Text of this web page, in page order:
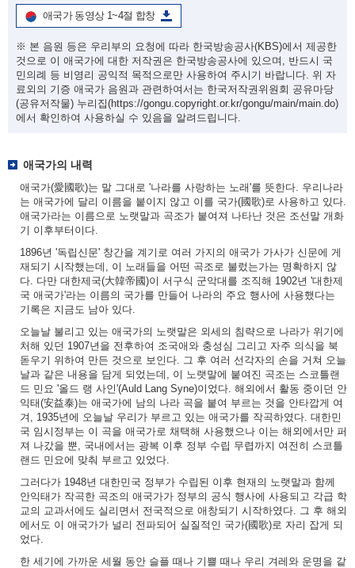
애국가 동영상 1~4절 합창
※ 본 음원 등은 우리부의 요청에 따라 한국방송공사(KBS)에서 제공한
것으로 이 애국가에 대한 저작권은 한국방송공사에 있으며, 반드시 국
민의례 등 비영리 공익적 목적으로만 사용하여 주시기 바랍니다. 위 자
료외의 기증 애국가 음원과 관련하여서는 한국저작권위원회 공유마당
(공유저작물) 누리집(https://gongu.copyright.or.kr/gongu/main/main.do)
에서 확인하여 사용하실 수 있음을 알려드립니다.
애국가의 내력
애국가(愛國歌)는 말 그대로 '나라를 사랑하는 노래'를 뜻한다. 우리나라
는 애국가에 달리 이름을 붙이지 않고 이를 국가(國歌)로 사용하고 있다.
애국가라는 이름으로 노랫말과 곡조가 붙여져 나타난 것은 조선말 개화
기 이후부터이다.
1896년 '독립신문' 창간을 계기로 여러 가지의 애국가 가사가 신문에 게
재되기 시작했는데, 이 노래들을 어떤 곡조로 불렀는가는 명확하지 않
다. 다만 대한제국(大韓帝國)이 서구식 군악대를 조직해 1902년 '대한제
국 애국가'라는 이름의 국가를 만들어 나라의 주요 행사에 사용했다는
기록은 지금도 남아 있다.
오늘날 불리고 있는 애국가의 노랫말은 외세의 침략으로 나라가 위기에
처해 있던 1907년을 전후하여 조국애와 충성심 그리고 자주 의식을 북
돋우기 위하여 만든 것으로 보인다. 그 후 여러 선각자의 손을 거쳐 오늘
날과 같은 내용을 담게 되었는데, 이 노랫말에 붙여진 곡조는 스코틀랜
드 민요 '올드 랭 사인'(Auld Lang Syne)이었다. 해외에서 활동 중이던 안
익태(安益泰)는 애국가에 남의 나라 곡을 붙여 부르는 것을 안타깝게 여
겨, 1935년에 오늘날 우리가 부르고 있는 애국가를 작곡하였다. 대한민
국 임시정부는 이 곡을 애국가로 채택해 사용했으나 이는 해외에서만 퍼
져 나갔을 뿐, 국내에서는 광복 이후 정부 수립 무렵까지 여전히 스코틀
랜드 민요에 맞춰 부르고 있었다.
그러다가 1948년 대한민국 정부가 수립된 이후 현재의 노랫말과 함께
안익태가 작곡한 곡조의 애국가가 정부의 공식 행사에 사용되고 각급 학
교의 교과서에도 실리면서 전국적으로 애창되기 시작하였다. 그 후 해외
에서도 이 애국가가 널리 전파되어 실질적인 국가(國歌)로 자리 잡게 되
었다.
한 세기에 가까운 세월 동안 슬플 때나 기쁠 때나 우리 겨레와 운명을 같